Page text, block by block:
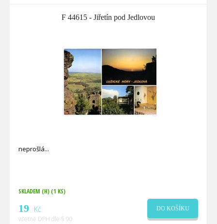
F 44615 - Jiřetín pod Jedlovou
neprošlá
SKLADEM (H) (1 KS)
19 Kč
včetně DPH dle § 90
DO KOŠÍKU